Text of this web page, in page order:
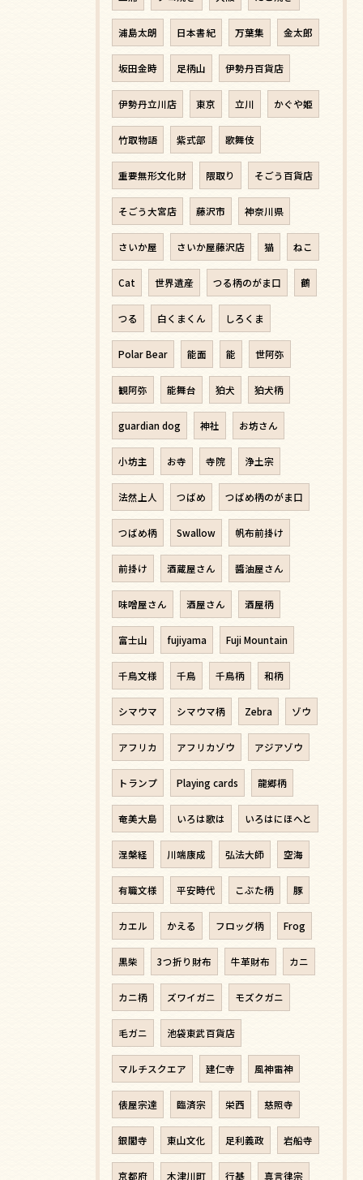
浦島太朗 日本書紀 万葉集 金太郎
坂田金時 足柄山 伊勢丹百貨店
伊勢丹立川店 東京 立川 かぐや姫
竹取物語 紫式部 歌舞伎
重要無形文化財 隈取り そごう百貨店
そごう大宮店 藤沢市 神奈川県
さいか屋 さいか屋藤沢店 猫 ねこ
Cat 世界遺産 つる柄のがま口 鶴
つる 白くまくん しろくま
Polar Bear 能面 能 世阿弥
観阿弥 能舞台 狛犬 狛犬柄
guardian dog 神社 お坊さん
小坊主 お寺 寺院 浄土宗
法然上人 つばめ つばめ柄のがま口
つばめ柄 Swallow 帆布前掛け
前掛け 酒蔵屋さん 醬油屋さん
味噌屋さん 酒屋さん 酒屋柄
富士山 fujiyama Fuji Mountain
千鳥文様 千鳥 千鳥柄 和柄
シマウマ シマウマ柄 Zebra ゾウ
アフリカ アフリカゾウ アジアゾウ
トランプ Playing cards 龍郷柄
奄美大島 いろは歌は いろはにほへと
涅槃経 川端康成 弘法大師 空海
有職文様 平安時代 こぶた柄 豚
カエル かえる フロッグ柄 Frog
黒柴 3つ折り財布 牛革財布 カニ
カニ柄 ズワイガニ モズクガニ
毛ガニ 池袋東武百貨店
マルチスクエア 建仁寺 風神雷神
俵屋宗達 臨済宗 栄西 慈照寺
銀閣寺 東山文化 足利義政 岩船寺
京都府 木津川町 行基 真言律宗